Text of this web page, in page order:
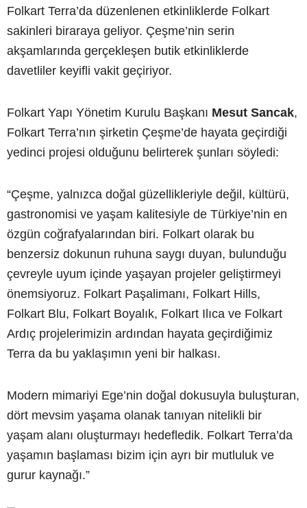
Folkart Terra’da düzenlenen etkinliklerde Folkart
sakinleri biraraya geliyor. Çeşme’nin serin
akşamlarında gerçekleşen butik etkinliklerde
davetliler keyifli vakit geçiriyor.
Folkart Yapı Yönetim Kurulu Başkanı Mesut Sancak,
Folkart Terra’nın şirketin Çeşme’de hayata geçirdiği
yedinci projesi olduğunu belirterek şunları söyledi:
“Çeşme, yalnızca doğal güzellikleriyle değil, kültürü,
gastronomisi ve yaşam kalitesiyle de Türkiye’nin en
özgün coğrafyalarından biri. Folkart olarak bu
benzersiz dokunun ruhuna saygı duyan, bulunduğu
çevreyle uyum içinde yaşayan projeler geliştirmeyi
önemsiyoruz. Folkart Paşalimanı, Folkart Hills,
Folkart Blu, Folkart Boyalık, Folkart Ilıca ve Folkart
Ardıç projelerimizin ardından hayata geçirdiğimiz
Terra da bu yaklaşımın yeni bir halkası.
Modern mimariyi Ege’nin doğal dokusuyla buluşturan,
dört mevsim yaşama olanak tanıyan nitelikli bir
yaşam alanı oluşturmayı hedefledik. Folkart Terra’da
yaşamın başlaması bizim için ayrı bir mutluluk ve
gurur kaynağı.”